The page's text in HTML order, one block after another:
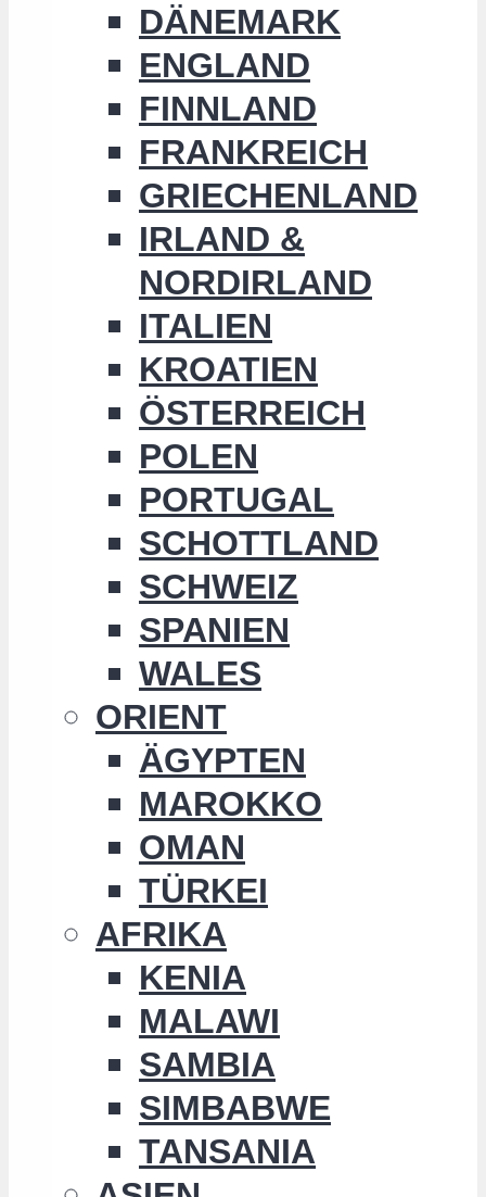
DÄNEMARK
ENGLAND
FINNLAND
FRANKREICH
GRIECHENLAND
IRLAND &
NORDIRLAND
ITALIEN
KROATIEN
ÖSTERREICH
POLEN
PORTUGAL
SCHOTTLAND
SCHWEIZ
SPANIEN
WALES
ORIENT
ÄGYPTEN
MAROKKO
OMAN
TÜRKEI
AFRIKA
KENIA
MALAWI
SAMBIA
SIMBABWE
TANSANIA